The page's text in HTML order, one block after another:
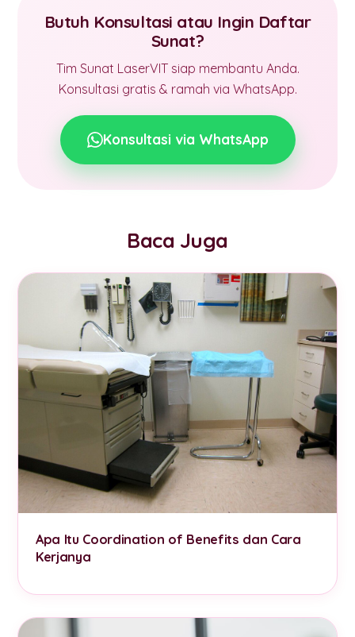
Butuh Konsultasi atau Ingin Daftar
Sunat?
Tim Sunat LaserVIT siap membantu Anda.
Konsultasi gratis & ramah via WhatsApp.
Konsultasi via WhatsApp
Baca Juga
Apa Itu Coordination of Benefits dan Cara
Kerjanya